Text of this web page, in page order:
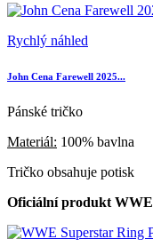
Rychlý náhled
John Cena Farewell 2025...
Pánské tričko
Materiál: 100% bavlna
Tričko obsahuje potisk
Oficiální produkt WWE